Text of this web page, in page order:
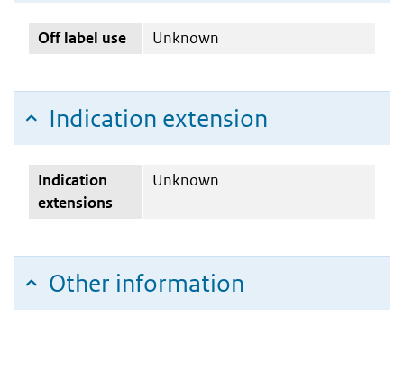
Off label use Unknown
Indication extension
Indication
extensions
Unknown
Other information